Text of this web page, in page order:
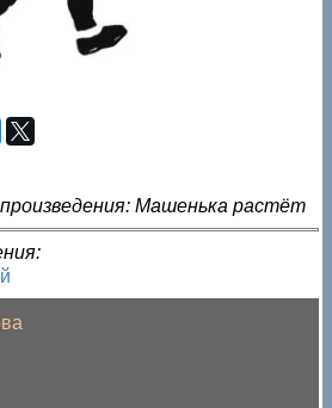
Машенька растёт